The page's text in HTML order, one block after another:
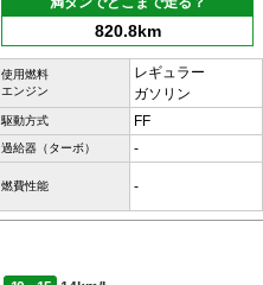
820.8km
使用燃料
エンジン
レギュラー
ガソリン
駆動方式 FF
過給器（ターボ） -
燃費性能 -